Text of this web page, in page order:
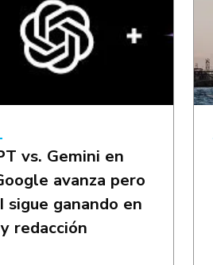
vs. Gemini en
avanza pero
sigue ganando en
redacción